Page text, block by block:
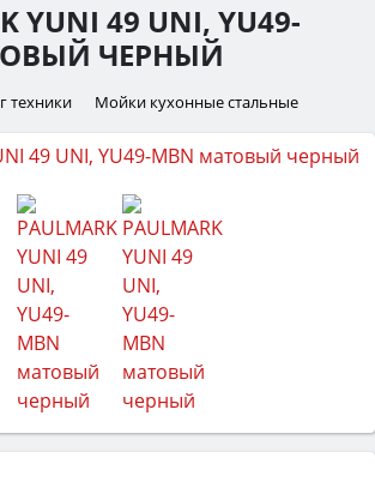
YUNI 49 UNI, YU49-
ЧЕРНЫЙ
техники Мойки кухонные стальные